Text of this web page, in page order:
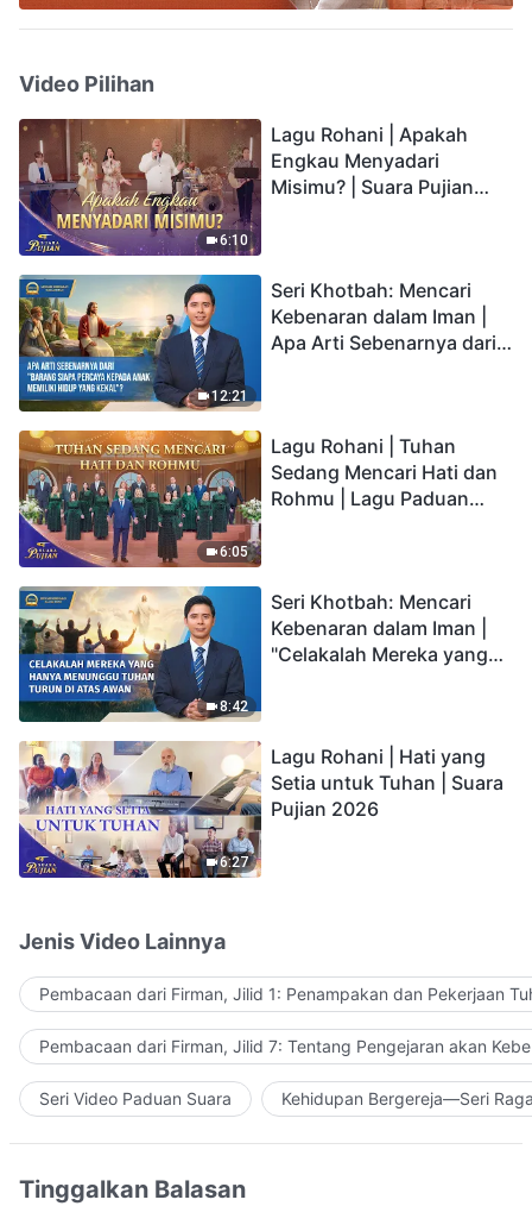
Video Pilihan
6:10
Lagu Rohani | Apakah
Engkau Menyadari
Misimu? | Suara Pujian
12:21
Seri Khotbah: Mencari
Kebenaran dalam Iman |
Apa Arti Sebenarnya dari
6:05
Lagu Rohani | Tuhan
Sedang Mencari Hati dan
Rohmu | Lagu Paduan
8:42
Seri Khotbah: Mencari
Kebenaran dalam Iman |
"Celakalah Mereka yang
6:27
Lagu Rohani | Hati yang
Setia untuk Tuhan | Suara
Pujian 2026
Jenis Video Lainnya
Pembacaan dari Firman, Jilid 1: Penampakan dan Pekerjaan
Pembacaan dari Firman, Jilid 7: Tentang Pengejaran akan
Seri Video Paduan Suara Kehidupan Bergereja—Seri
Tinggalkan Balasan